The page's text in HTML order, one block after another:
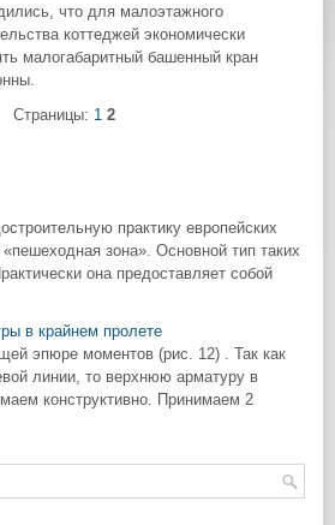
что для малоэтажного
коттеджей экономически
малогабаритный башенный кран
Страницы: 1 2
практику европейских
зона». Основной тип таких
она предоставляет собой
в крайнем пролете
эпюре моментов (рис. 12) . Так как
линии, то верхнюю арматуру в
конструктивно. Принимаем 2